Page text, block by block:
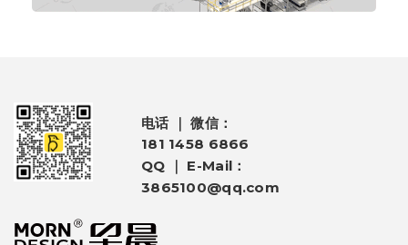
电话 ｜ 微信：
181 1458 6866
QQ ｜ E-Mail：
3865100@qq.com